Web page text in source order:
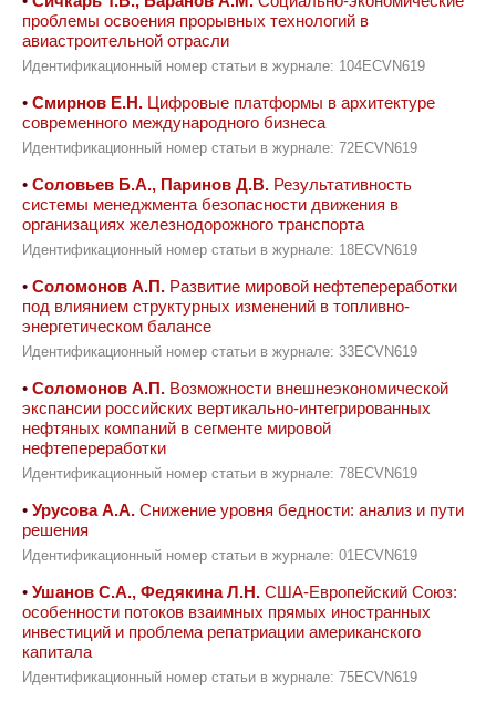
проблемы освоения прорывных технологий в
авиастроительной отрасли
Идентификационный номер статьи в журнале: 104ECVN619
• Смирнов Е.Н. Цифровые платформы в архитектуре
современного международного бизнеса
Идентификационный номер статьи в журнале: 72ECVN619
• Соловьев Б.А., Паринов Д.В. Результативность
системы менеджмента безопасности движения в
организациях железнодорожного транспорта
Идентификационный номер статьи в журнале: 18ECVN619
• Соломонов А.П. Развитие мировой нефтепереработки
под влиянием структурных изменений в топливно-
энергетическом балансе
Идентификационный номер статьи в журнале: 33ECVN619
• Соломонов А.П. Возможности внешнеэкономической
экспансии российских вертикально-интегрированных
нефтяных компаний в сегменте мировой
нефтепереработки
Идентификационный номер статьи в журнале: 78ECVN619
• Урусова А.А. Снижение уровня бедности: анализ и пути
решения
Идентификационный номер статьи в журнале: 01ECVN619
• Ушанов С.А., Федякина Л.Н. США-Европейский Союз:
особенности потоков взаимных прямых иностранных
инвестиций и проблема репатриации американского
капитала
Идентификационный номер статьи в журнале: 75ECVN619